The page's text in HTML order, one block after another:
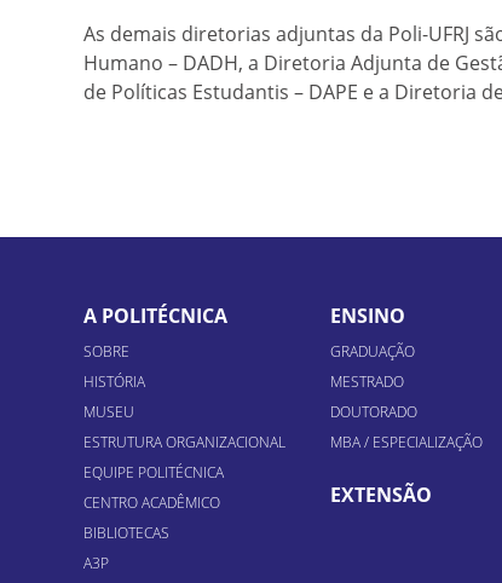
As demais diretorias adjuntas da Poli-UFRJ
Humano – DADH, a Diretoria Adjunta de
de Políticas Estudantis – DAPE e a Diretoria
A POLITÉCNICA
SOBRE
HISTÓRIA
MUSEU
ESTRUTURA ORGANIZACIONAL
EQUIPE POLITÉCNICA
CENTRO ACADÊMICO
BIBLIOTECAS
A3P
ENSINO
GRADUAÇÃO
MESTRADO
DOUTORADO
MBA / ESPECIALIZAÇÃO
EXTENSÃO